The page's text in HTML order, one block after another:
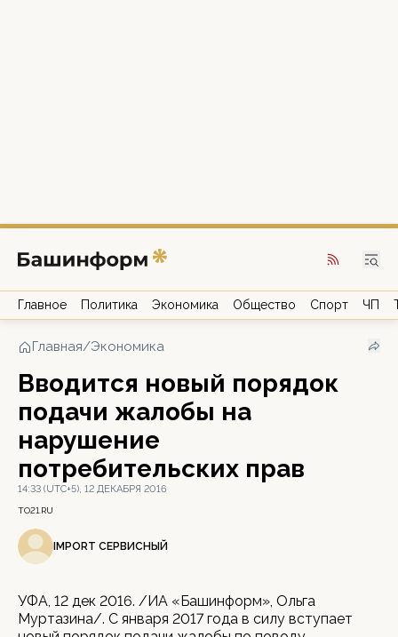
Главное Политика Экономика Общество Спорт ЧП
Главная/Экономика
Вводится новый порядок
подачи жалобы на
нарушение
потребительских прав
14:33 (UTC+5), 12 ДЕКАБРЯ 2016
TO21.RU
IMPORT СЕРВИСНЫЙ
УФА, 12 дек 2016. /ИА «Башинформ», Ольга
Муртазина/. С января 2017 года в силу вступает